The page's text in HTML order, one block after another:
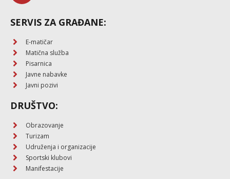
SERVIS ZA GRAĐANE:
E-matičar
Matična služba
Pisarnica
Javne nabavke
Javni pozivi
DRUŠTVO:
Obrazovanje
Turizam
Udruženja i organizacije
Sportski klubovi
Manifestacije